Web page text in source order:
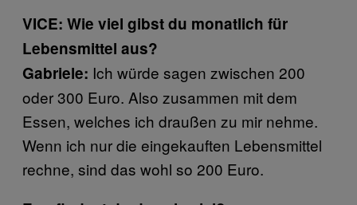
VICE: Wie viel gibst du monatlich für
Lebensmittel aus?
Gabriele: Ich würde sagen zwischen 200
oder 300 Euro. Also zusammen mit dem
Essen, welches ich draußen zu mir nehme.
Wenn ich nur die eingekauften Lebensmittel
rechne, sind das wohl so 200 Euro.